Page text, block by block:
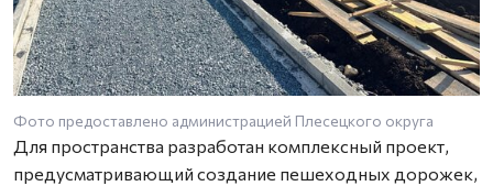
Фото предоставлено администрацией Плесецкого округа
Для пространства разработан комплексный проект,
предусматривающий создание пешеходных дорожек,